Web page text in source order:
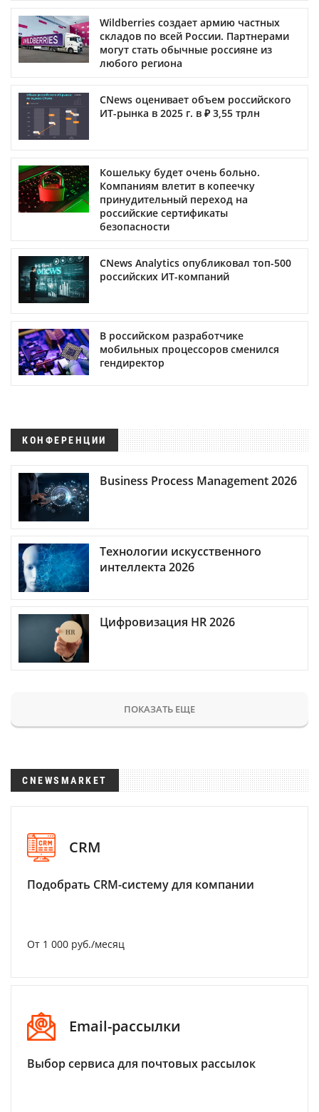
Wildberries создает армию частных
складов по всей России. Партнерами
могут стать обычные россияне из
любого региона
CNews оценивает объем российского
ИТ-рынка в 2025 г. в ₽ 3,55 трлн
Кошельку будет очень больно.
Компаниям влетит в копеечку
принудительный переход на
российские сертификаты
безопасности
CNews Analytics опубликовал топ-500
российских ИТ-компаний
В российском разработчике
мобильных процессоров сменился
гендиректор
КОНФЕРЕНЦИИ
Business Process Management 2026
Технологии искусственного
интеллекта 2026
Цифровизация HR 2026
ПОКАЗАТЬ ЕЩЕ
CNEWSMARKET
CRM
Подобрать CRM-систему для компании
От 1 000 руб./месяц
Email-рассылки
Выбор сервиса для почтовых рассылок